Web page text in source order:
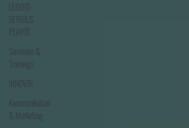
LEGO®
SERIOUS
PLAY®
Seminare &
Trainings
INNOV8!
Kommunikation
& Marketing